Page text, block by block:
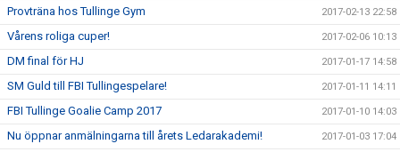
Provträna hos Tullinge Gym 2017-02-13 22:58
Vårens roliga cuper! 2017-02-06 10:13
DM final för HJ 2017-01-17 14:58
SM Guld till FBI Tullingespelare! 2017-01-11 14:11
FBI Tullinge Goalie Camp 2017 2017-01-10 14:03
Nu öppnar anmälningarna till årets Ledarakademi! 2017-01-03 17:04